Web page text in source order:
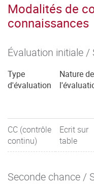
Modalités de
connaissances
Évaluation initiale /
Type
d'évaluation
Nature de
CC (contrôle
continu)
Ecrit sur
table
Seconde chance /